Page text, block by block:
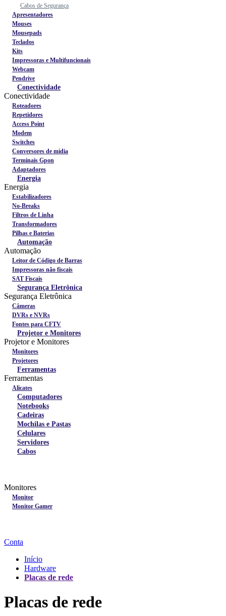
Cabos de Segurança
Apresentadores
Mouses
Mousepads
Teclados
Kits
Impressoras e Multifuncionais
Webcam
Pendrive
Conectividade
Conectividade
Roteadores
Repetidores
Access Point
Modem
Switches
Conversores de mídia
Terminais Gpon
Adaptadores
Energia
Energia
Estabilizadores
No-Breaks
Filtros de Linha
Transformadores
Pilhas e Baterias
Automação
Automação
Leitor de Código de Barras
Impressoras não fiscais
SAT Fiscais
Segurança Eletrônica
Segurança Eletrônica
Câmeras
DVRs e NVRs
Fontes para CFTV
Projetor e Monitores
Projetor e Monitores
Monitores
Projetores
Ferramentas
Ferramentas
Alicates
Computadores
Notebooks
Cadeiras
Mochilas e Pastas
Celulares
Servidores
Cabos
Monitores
Monitor
Monitor Gamer
Conta
Início
Hardware
Placas de rede
Placas de rede